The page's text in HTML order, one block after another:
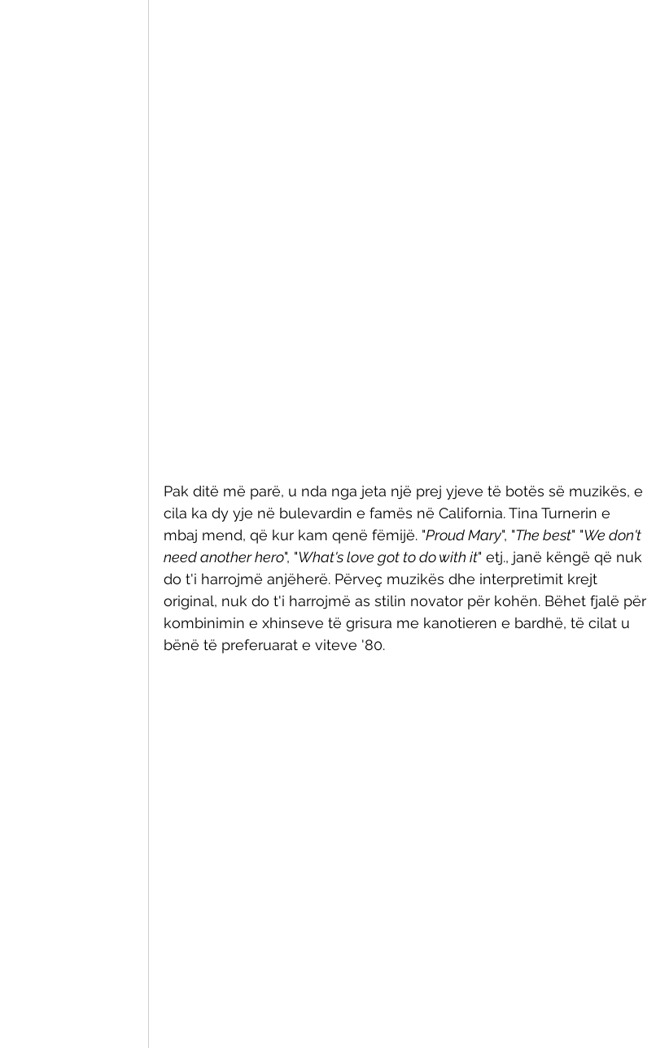
Pak ditë më parë, u nda nga jeta një prej yjeve të botës së muzikës, e
cila ka dy yje në bulevardin e famës në California. Tina Turnerin e
mbaj mend, që kur kam qenë fëmijë. "Proud Mary", "The best" "We don't
need another hero", "What's love got to do with it" etj., janë këngë që nuk
do t'i harrojmë anjëherë. Përveç muzikës dhe interpretimit krejt
original, nuk do t'i harrojmë as stilin novator për kohën. Bëhet fjalë për
kombinimin e xhinseve të grisura me kanotieren e bardhë, të cilat u
bënë të preferuarat e viteve '80.